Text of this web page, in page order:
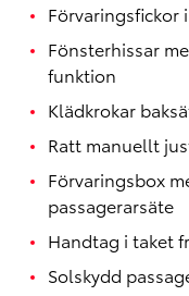
Förvaringsfickor
Fönsterhissar
funktion
Klädkrokar
Ratt manuellt
Förvaringsbox
passagerarsäte
Handtag i taket
Solskydd